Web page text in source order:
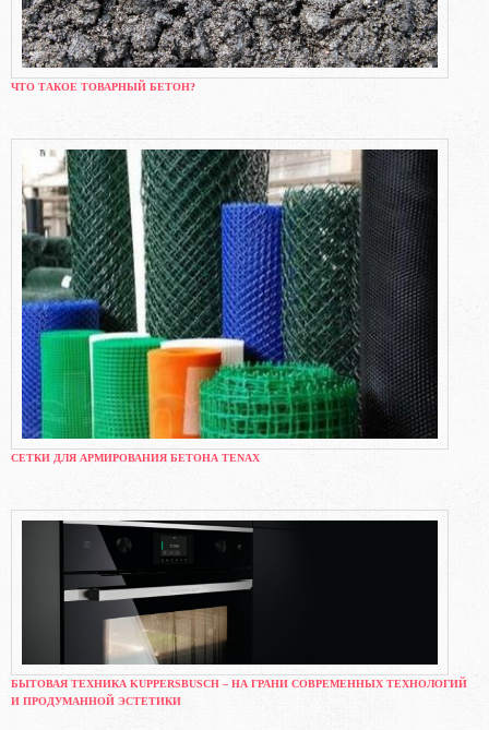
ЧТО ТАКОЕ ТОВАРНЫЙ БЕТОН?
СЕТКИ ДЛЯ АРМИРОВАНИЯ БЕТОНА TENAX
БЫТОВАЯ ТЕХНИКА KUPPERSBUSCH – НА ГРАНИ СОВРЕМЕННЫХ ТЕХНОЛОГИЙ
И ПРОДУМАННОЙ ЭСТЕТИКИ